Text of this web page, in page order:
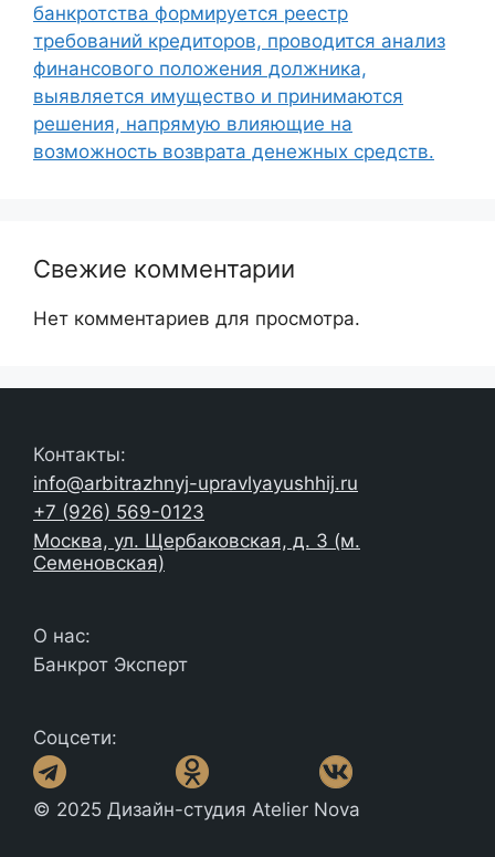
банкротства формируется реестр
требований кредиторов, проводится анализ
финансового положения должника,
выявляется имущество и принимаются
решения, напрямую влияющие на
возможность возврата денежных средств.
Свежие комментарии
Нет комментариев для просмотра.
Контакты:
info@arbitrazhnyj-upravlyayushhij.ru
+7 (926) 569-0123
Москва, ул. Щербаковская, д. 3 (м.
Семеновская)
О нас:
Банкрот Эксперт
Соцсети:
© 2025 Дизайн-студия Atelier Nova